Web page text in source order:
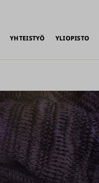
YHTEISTYÖ YLIOPISTO